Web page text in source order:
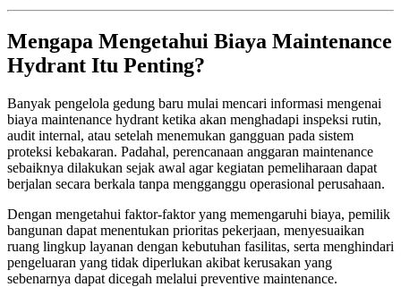
Mengapa Mengetahui Biaya Maintenance
Hydrant Itu Penting?
Banyak pengelola gedung baru mulai mencari informasi mengenai
biaya maintenance hydrant ketika akan menghadapi inspeksi rutin,
audit internal, atau setelah menemukan gangguan pada sistem
proteksi kebakaran. Padahal, perencanaan anggaran maintenance
sebaiknya dilakukan sejak awal agar kegiatan pemeliharaan dapat
berjalan secara berkala tanpa mengganggu operasional perusahaan.
Dengan mengetahui faktor-faktor yang memengaruhi biaya, pemilik
bangunan dapat menentukan prioritas pekerjaan, menyesuaikan
ruang lingkup layanan dengan kebutuhan fasilitas, serta menghindari
pengeluaran yang tidak diperlukan akibat kerusakan yang
sebenarnya dapat dicegah melalui preventive maintenance.